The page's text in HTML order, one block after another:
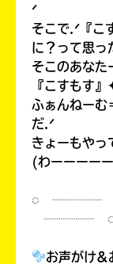
ᐟ
そこで.ᐟ『こ
に？って思っ
そこのあなた
『こすもす
ふぁんねーむ
だ.ᐟ
きょーもやっ
◌ ┈┈┈┈
┈┈┈┈
お声がけ&